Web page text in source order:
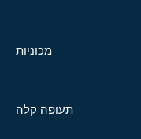
מכוניות
תעופה קלה